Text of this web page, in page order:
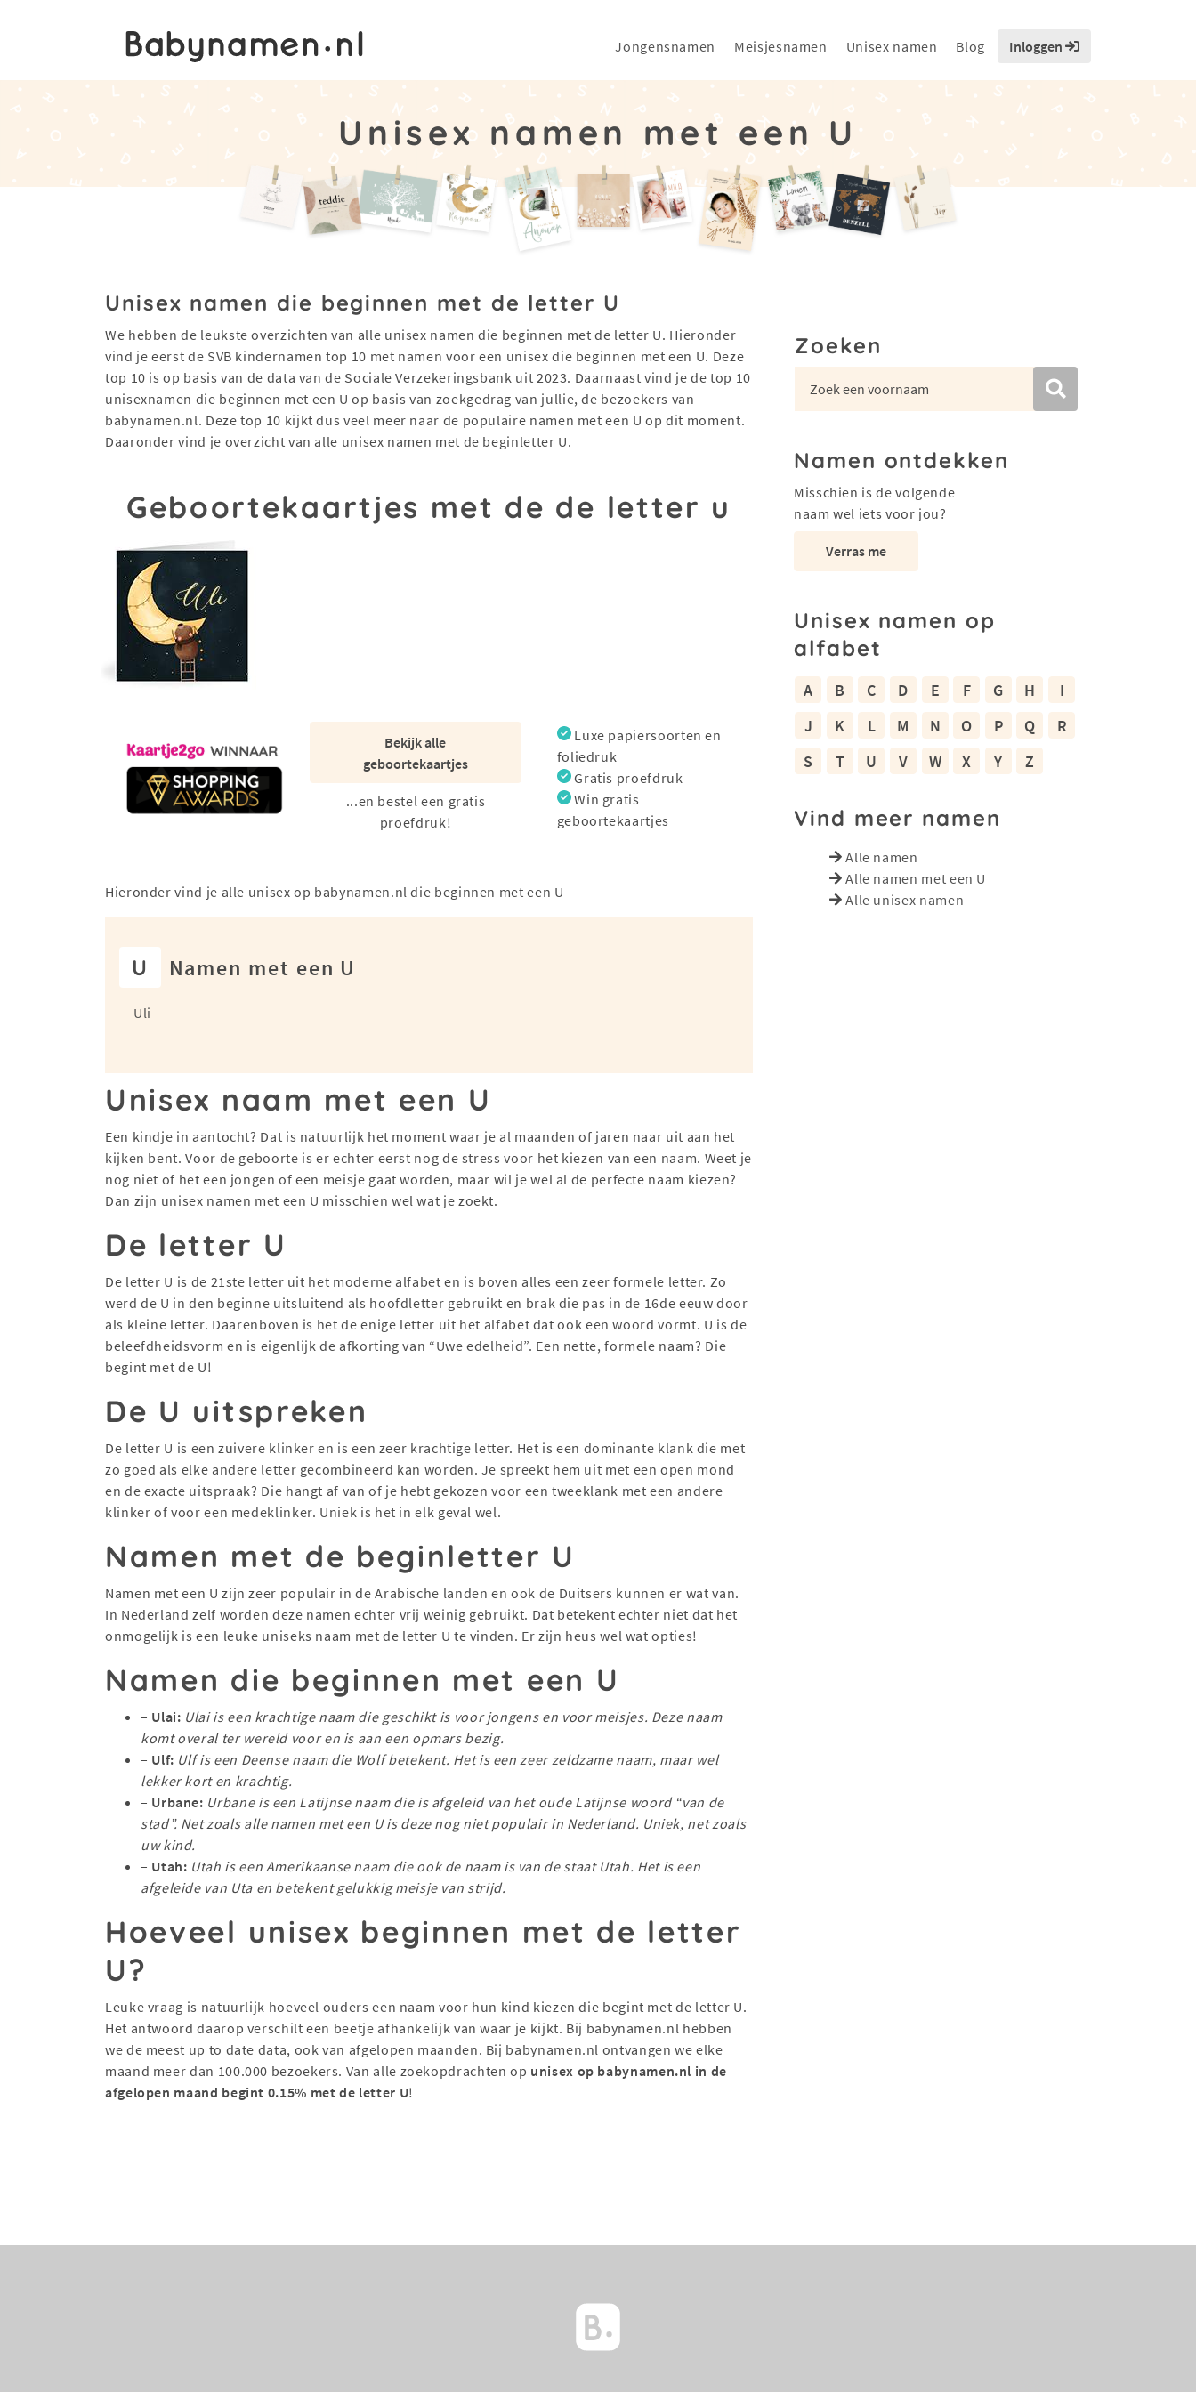
Jongensnamen Meisjesnamen Unisex namen Blog Inloggen
Unisex namen met een U
Unisex namen die beginnen met de letter U
We hebben de leukste overzichten van alle unisex namen die beginnen met de letter U. Hieronder
vind je eerst de SVB kindernamen top 10 met namen voor een unisex die beginnen met een U. Deze
top 10 is op basis van de data van de Sociale Verzekeringsbank uit 2023. Daarnaast vind je de top 10
unisexnamen die beginnen met een U op basis van zoekgedrag van jullie, de bezoekers van
babynamen.nl. Deze top 10 kijkt dus veel meer naar de populaire namen met een U op dit moment.
Daaronder vind je overzicht van alle unisex namen met de beginletter U.
Geboortekaartjes met de de letter u
Bekijk alle
geboortekaartjes
...en bestel een gratis
proefdruk!
Luxe papiersoorten en
foliedruk
Gratis proefdruk
Win gratis
geboortekaartjes
Hieronder vind je alle unisex op babynamen.nl die beginnen met een U
U Namen met een U
Uli
Unisex naam met een U
Een kindje in aantocht? Dat is natuurlijk het moment waar je al maanden of jaren naar uit aan het
kijken bent. Voor de geboorte is er echter eerst nog de stress voor het kiezen van een naam. Weet je
nog niet of het een jongen of een meisje gaat worden, maar wil je wel al de perfecte naam kiezen?
Dan zijn unisex namen met een U misschien wel wat je zoekt.
De letter U
De letter U is de 21ste letter uit het moderne alfabet en is boven alles een zeer formele letter. Zo
werd de U in den beginne uitsluitend als hoofdletter gebruikt en brak die pas in de 16de eeuw door
als kleine letter. Daarenboven is het de enige letter uit het alfabet dat ook een woord vormt. U is de
beleefdheidsvorm en is eigenlijk de afkorting van “Uwe edelheid”. Een nette, formele naam? Die
begint met de U!
De U uitspreken
De letter U is een zuivere klinker en is een zeer krachtige letter. Het is een dominante klank die met
zo goed als elke andere letter gecombineerd kan worden. Je spreekt hem uit met een open mond
en de exacte uitspraak? Die hangt af van of je hebt gekozen voor een tweeklank met een andere
klinker of voor een medeklinker. Uniek is het in elk geval wel.
Namen met de beginletter U
Namen met een U zijn zeer populair in de Arabische landen en ook de Duitsers kunnen er wat van.
In Nederland zelf worden deze namen echter vrij weinig gebruikt. Dat betekent echter niet dat het
onmogelijk is een leuke uniseks naam met de letter U te vinden. Er zijn heus wel wat opties!
Namen die beginnen met een U
– Ulai: Ulai is een krachtige naam die geschikt is voor jongens en voor meisjes. Deze naam
komt overal ter wereld voor en is aan een opmars bezig.
– Ulf: Ulf is een Deense naam die Wolf betekent. Het is een zeer zeldzame naam, maar wel
lekker kort en krachtig.
– Urbane: Urbane is een Latijnse naam die is afgeleid van het oude Latijnse woord “van de
stad”. Net zoals alle namen met een U is deze nog niet populair in Nederland. Uniek, net zoals
uw kind.
– Utah: Utah is een Amerikaanse naam die ook de naam is van de staat Utah. Het is een
afgeleide van Uta en betekent gelukkig meisje van strijd.
Hoeveel unisex beginnen met de letter
U?
Leuke vraag is natuurlijk hoeveel ouders een naam voor hun kind kiezen die begint met de letter U.
Het antwoord daarop verschilt een beetje afhankelijk van waar je kijkt. Bij babynamen.nl hebben
we de meest up to date data, ook van afgelopen maanden. Bij babynamen.nl ontvangen we elke
maand meer dan 100.000 bezoekers. Van alle zoekopdrachten op unisex op babynamen.nl in de
afgelopen maand begint 0.15% met de letter U!
Zoeken
Namen ontdekken
Misschien is de volgende
naam wel iets voor jou?
Verras me
Unisex namen op
alfabet
A B C D E F G H
I
J
K L M N O P Q
R
S
T U V W X Y Z
Vind meer namen
Alle namen
Alle namen met een U
Alle unisex namen